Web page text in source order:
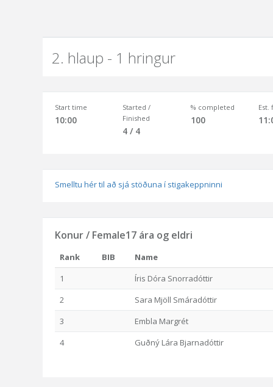
2. hlaup - 1 hringur
Start time
10:00
Started /
Finished
4 / 4
% completed
100
Est.
Smelltu hér til að sjá stöðuna í stigakeppninni
Konur / Female17 ára og eldri
Rank BIB
Name
1
Íris Dóra Snorradóttir
2
Sara Mjöll Smáradóttir
3
Embla Margrét
4
Guðný Lára Bjarnadóttir